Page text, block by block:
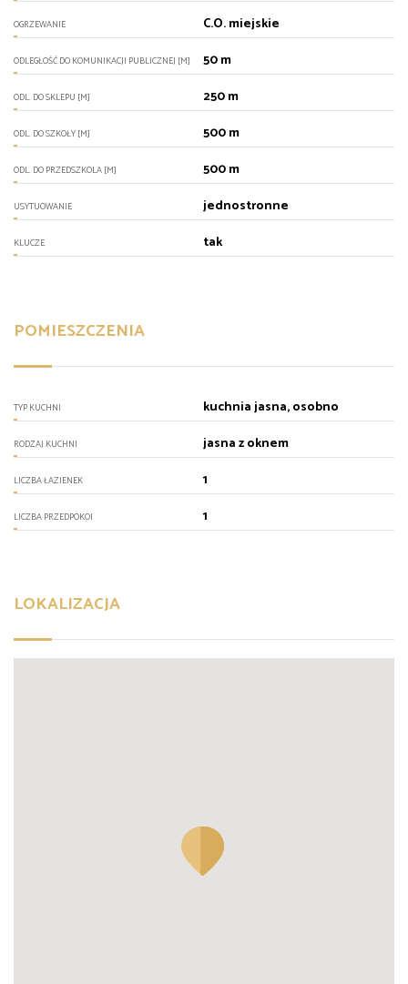
OGRZEWANIE C.O. miejskie
ODLEGŁOŚĆ DO KOMUNIKACJI PUBLICZNEJ [M] 50 m
ODL. DO SKLEPU [M] 250 m
ODL. DO SZKOŁY [M] 500 m
ODL. DO PRZEDSZKOLA [M] 500 m
USYTUOWANIE jednostronne
KLUCZE tak
POMIESZCZENIA
TYP KUCHNI kuchnia jasna, osobno
RODZAJ KUCHNI jasna z oknem
LICZBA ŁAZIENEK 1
LICZBA PRZEDPOKOI 1
LOKALIZACJA